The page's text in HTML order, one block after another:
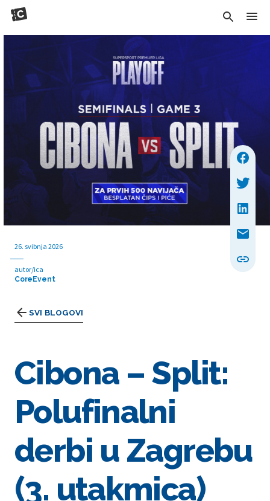
SVI BLOGOVI
26. svibnja 2026
autor/ica
CoreEvent
Cibona – Split:
Polufinalni
derbi u Zagrebu
(3. utakmica)